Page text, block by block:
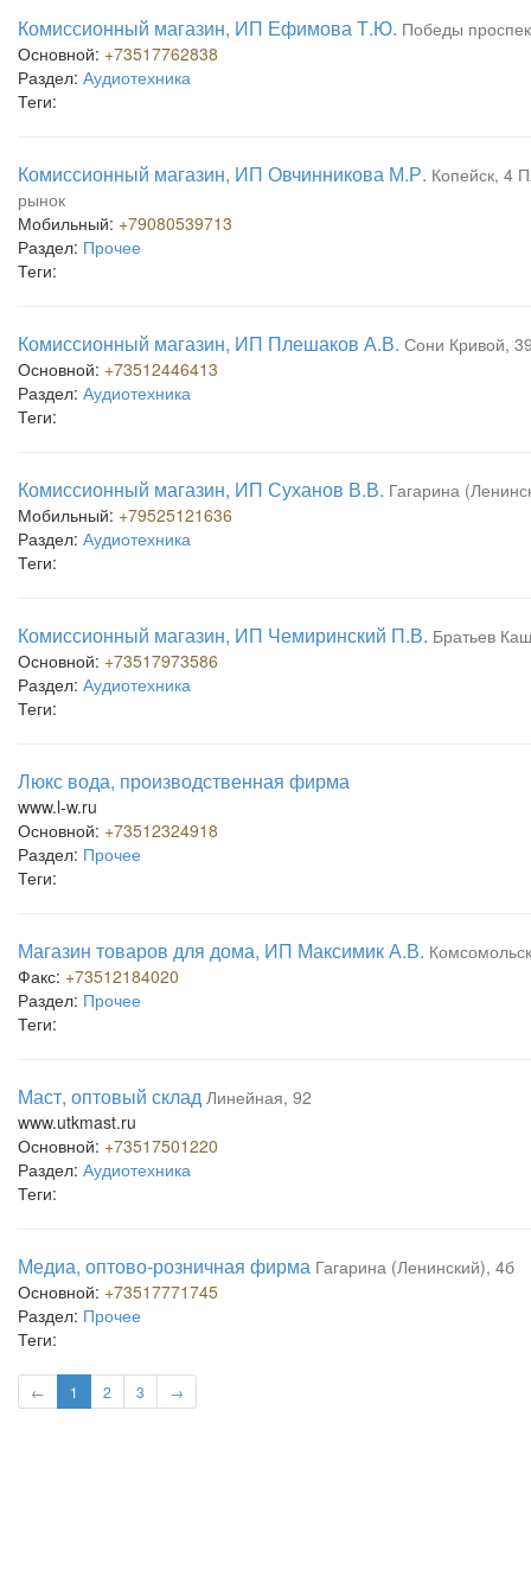
Комиссионный магазин, ИП Ефимова Т.Ю. Победы
Основной: +73517762838
Раздел: Аудиотехника
Теги:
Комиссионный магазин, ИП Овчинникова М.Р. Копейск, 4
рынок
Мобильный: +79080539713
Раздел: Прочее
Теги:
Комиссионный магазин, ИП Плешаков А.В. Сони Кривой,
Основной: +73512446413
Раздел: Аудиотехника
Теги:
Комиссионный магазин, ИП Суханов В.В. Гагарина
Мобильный: +79525121636
Раздел: Аудиотехника
Теги:
Комиссионный магазин, ИП Чемиринский П.В. Братьев
Основной: +73517973586
Раздел: Аудиотехника
Теги:
Люкс вода, производственная фирма
www.l-w.ru
Основной: +73512324918
Раздел: Прочее
Теги:
Магазин товаров для дома, ИП Максимик А.В.
Факс: +73512184020
Раздел: Прочее
Теги:
Маст, оптовый склад Линейная, 92
www.utkmast.ru
Основной: +73517501220
Раздел: Аудиотехника
Теги:
Медиа, оптово-розничная фирма Гагарина (Ленинский), 4б
Основной: +73517771745
Раздел: Прочее
Теги:
← 1 2 3 →